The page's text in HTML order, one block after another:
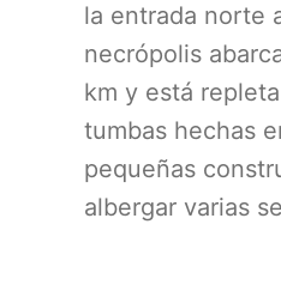
la entrada norte
necrópolis
km y está
tumbas hechas
pequeñas
albergar varias